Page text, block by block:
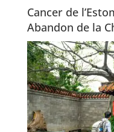
Cancer de
Abandon de la